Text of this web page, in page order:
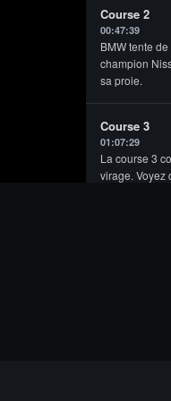
Course 2
00:47:39
BMW tente
champion
sa proie.
Course 3
01:07:29
La course 3
virage. Voyez